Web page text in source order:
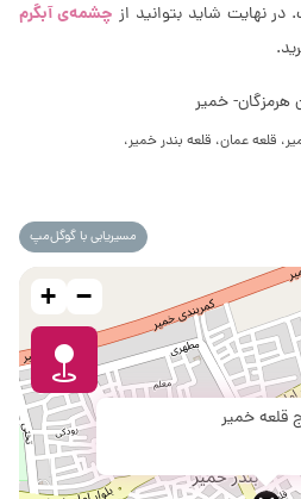
در نهایت شاید بتوانید از چشمه‌ی آبگرم
هرمزگان- خمیر
قلعه عمان، قلعه بندر خمیر،
مسیریابی با گوگل‌مپ
قلعه خمیر
+ −